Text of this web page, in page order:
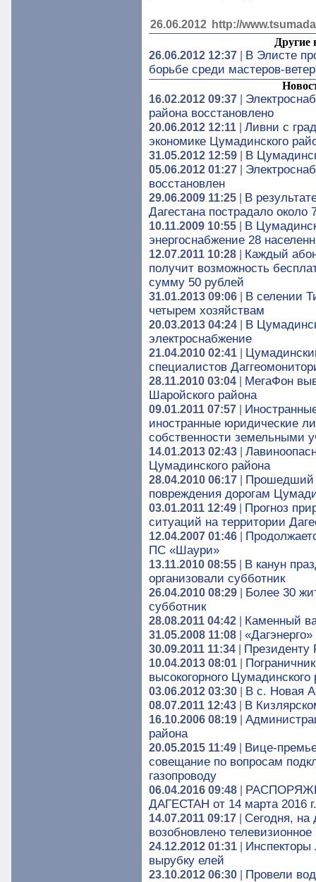
26.06.2012 http://
Другие
26.06.2012 12:37
В Элисте
борьбе среди мастеров-
16.02.2012 09:37
района восстановлено
20.06.2012 12:11
Ливни с
экономике Цумадинского
31.05.2012 12:59 В
05.06.2012 01:27
восстановлен
29.06.2009 11:25
В
Дагестана пострадало около
10.11.2009 10:55
В
энергоснабжение 28
12.07.2011 10:28
Каждый
получит возможность
сумму 50 рублей
31.01.2013 09:06
В селении
четырем хозяйствам
20.03.2013 04:24
В
электроснабжение
21.04.2010 02:41
специалистов
28.11.2010 03:04
МегаФон
Шаройского района
09.01.2011 07:57
иностранные юридические
собственности земельными
14.01.2013 02:43
Цумадинского района
28.04.2010 06:17
Прошедший
повреждения дорогам
03.01.2011 12:49
Прогноз
ситуаций на территории
12.04.2007 01:46
ПС «Шаури»
13.11.2010 08:55
В канун
организовали субботник
26.04.2010 08:29
Более 30
субботник
28.08.2011 04:42 Каменный
31.05.2008 11:08
30.09.2011 11:34 Президенту
10.04.2013 08:01
высокогорного Цумадинского
03.06.2012 03:30 В с. Новая
08.07.2011 12:43 В
16.10.2006 08:19
района
20.05.2015 11:49
Вице-
совещание по вопросам
газопроводу
06.04.2016 09:48
ДАГЕСТАН от 14 марта 2016
14.07.2011 09:17
Сегодня, на
возобновлено
24.12.2012 01:31
Инспекторы
вырубку елей
23.10.2012 06:30 Провели